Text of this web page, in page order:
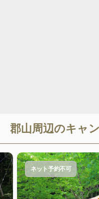
郡山周辺のキャ
ネット予約不可